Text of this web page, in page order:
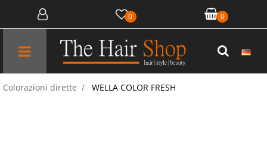
0 0
Open menu
Colorazioni dirette WELLA COLOR FRESH